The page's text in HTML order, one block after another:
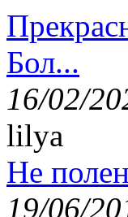
Бол...
16/02/
lilya
Не
19/06/